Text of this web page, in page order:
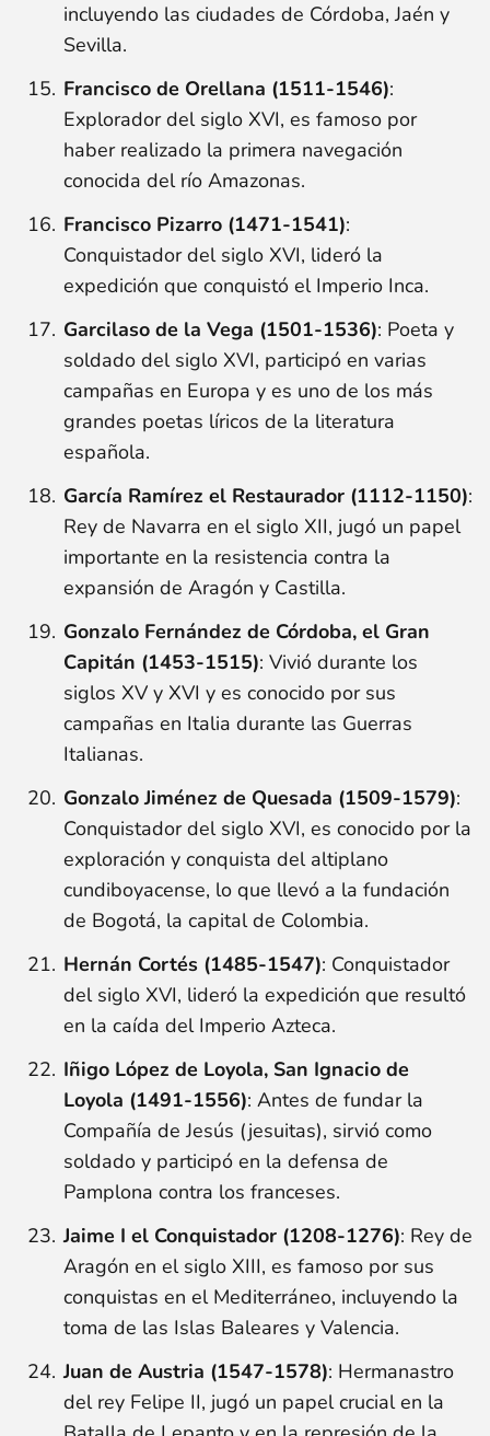
incluyendo las ciudades de Córdoba, Jaén y
Sevilla.
Francisco de Orellana (1511-1546):
Explorador del siglo XVI, es famoso por
haber realizado la primera navegación
conocida del río Amazonas.
Francisco Pizarro (1471-1541):
Conquistador del siglo XVI, lideró la
expedición que conquistó el Imperio Inca.
Garcilaso de la Vega (1501-1536): Poeta y
soldado del siglo XVI, participó en varias
campañas en Europa y es uno de los más
grandes poetas líricos de la literatura
española.
García Ramírez el Restaurador (1112-1150):
Rey de Navarra en el siglo XII, jugó un papel
importante en la resistencia contra la
expansión de Aragón y Castilla.
Gonzalo Fernández de Córdoba, el Gran
Capitán (1453-1515): Vivió durante los
siglos XV y XVI y es conocido por sus
campañas en Italia durante las Guerras
Italianas.
Gonzalo Jiménez de Quesada (1509-1579):
Conquistador del siglo XVI, es conocido por la
exploración y conquista del altiplano
cundiboyacense, lo que llevó a la fundación
de Bogotá, la capital de Colombia.
Hernán Cortés (1485-1547): Conquistador
del siglo XVI, lideró la expedición que resultó
en la caída del Imperio Azteca.
Iñigo López de Loyola, San Ignacio de
Loyola (1491-1556): Antes de fundar la
Compañía de Jesús (jesuitas), sirvió como
soldado y participó en la defensa de
Pamplona contra los franceses.
Jaime I el Conquistador (1208-1276): Rey de
Aragón en el siglo XIII, es famoso por sus
conquistas en el Mediterráneo, incluyendo la
toma de las Islas Baleares y Valencia.
Juan de Austria (1547-1578): Hermanastro
del rey Felipe II, jugó un papel crucial en la